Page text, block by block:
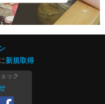
新規取得
ック